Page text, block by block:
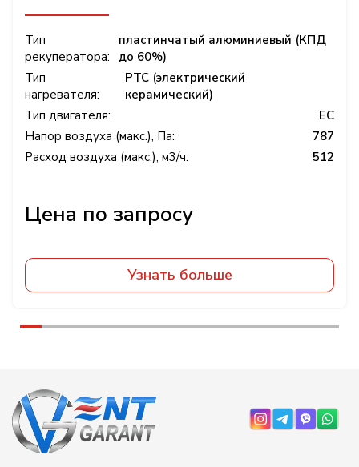
Тип
рекуператора:
пластинчатый алюминиевый (КПД
до 60%)
Тип
нагревателя:
PTC (электрический
керамический)
Тип двигателя:
EC
Напор воздуха (макс.), Па:
787
Расход воздуха (макс.), м3/ч:
512
Узнать больше